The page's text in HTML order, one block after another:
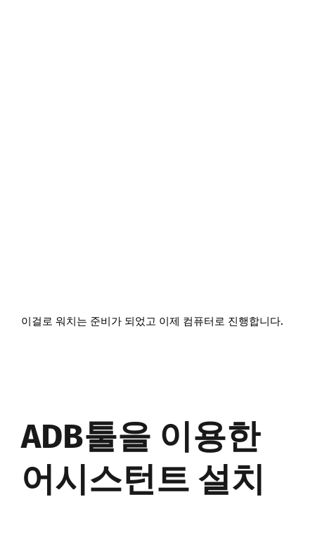
이걸로 워치는 준비가 되었고 이제 컴퓨터로 진행합니다.
ADB툴을 이용한
어시스턴트 설치